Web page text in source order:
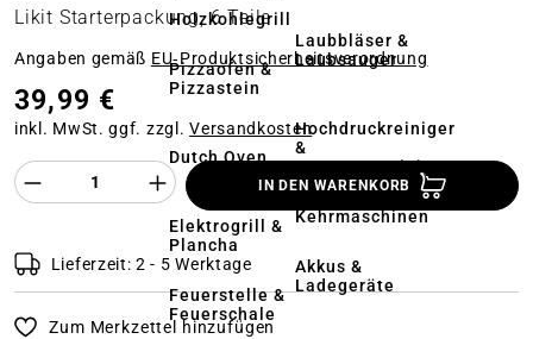
Holzkohlegrill
Pizzaofen &
Pizzastein
Dutch Oven
Elektrogrill &
Plancha
Feuerstelle &
Feuerschale
Laubbläser &
Laubsauger
Hochdruckreiniger
&
Terrassenreinigung
Kehrmaschinen
Akkus &
Ladegeräte
Likit Starterpackung, 6 Teile
Angaben gemäß EU‑Produktsicherheitsverordnung
39,99 €
inkl. MwSt. ggf. zzgl.Versandkosten
Produkt Anzahl des Produktes
IN DEN WARENKORB
Lieferzeit: 2 - 5 Werktage
Zum Merkzettel hinzufügen